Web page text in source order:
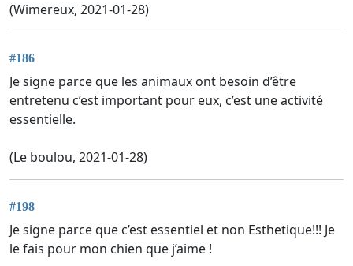
(Wimereux, 2021-01-28)
#186
Je signe parce que les animaux ont besoin d’être
entretenu c’est important pour eux, c’est une activité
essentielle.
(Le boulou, 2021-01-28)
#198
Je signe parce que c’est essentiel et non Esthetique!!! Je
le fais pour mon chien que j’aime !